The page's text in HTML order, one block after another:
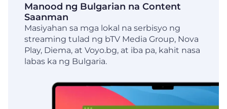
Manood ng Bulgarian na Content
Saanman
Masiyahan sa mga lokal na serbisyo ng
streaming tulad ng bTV Media Group, Nova
Play, Diema, at Voyo.bg, at iba pa, kahit nasa
labas ka ng Bulgaria.